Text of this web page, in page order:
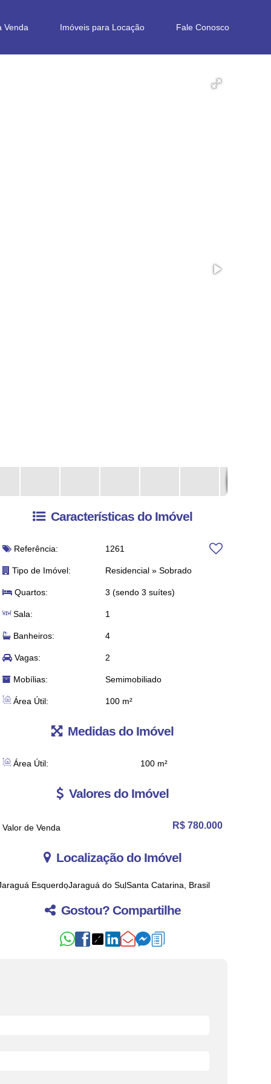
Fale Conosco
Imóveis para Locação
Venda
Características do Imóvel
Referência: 1261
Tipo de Imóvel: Residencial » Sobrado
Quartos: 3 (sendo 3 suítes)
Sala: 1
Banheiros: 4
Vagas: 2
Mobílias: Semimobiliado
Área Útil: 100 m²
Medidas do Imóvel
Área Útil: 100 m²
Valores do Imóvel
R$ 780.000
Valor de Venda
Localização do Imóvel
EsquerdoJaraguá do SulSanta Catarina, Brasil
Gostou? Compartilhe